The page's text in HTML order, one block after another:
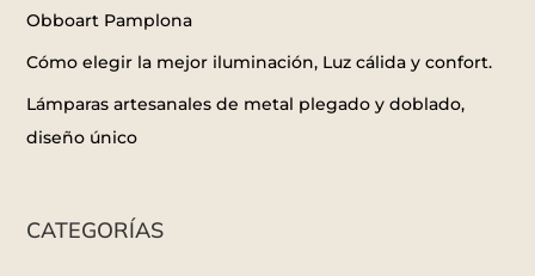
Obboart Pamplona
Cómo elegir la mejor iluminación, Luz cálida y confort.
Lámparas artesanales de metal plegado y doblado,
diseño único
CATEGORÍAS